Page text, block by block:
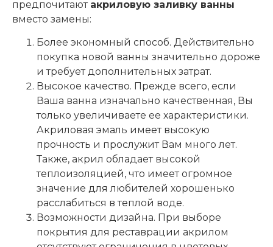
предпочитают акриловую заливку ванны
вместо замены:
Более экономный способ. Действительно
покупка новой ванны значительно дороже
и требует дополнительных затрат.
Высокое качество. Прежде всего, если
Ваша ванна изначально качественная, Вы
только увеличиваете ее характеристики.
Акриловая эмаль имеет высокую
прочность и прослужит Вам много лет.
Также, акрил обладает высокой
теплоизоляцией, что имеет огромное
значение для любителей хорошенько
расслабиться в теплой воде.
Возможности дизайна. При выборе
покрытия для реставрации акрилом